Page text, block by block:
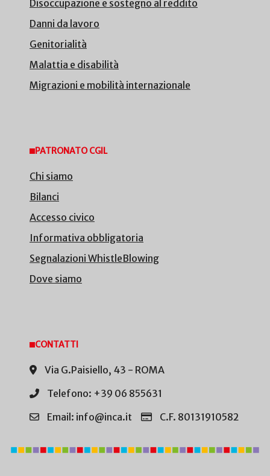
Disoccupazione e sostegno al reddito
Danni da lavoro
Genitorialità
Malattia e disabilità
Migrazioni e mobilità internazionale
PATRONATO CGIL
Chi siamo
Bilanci
Accesso civico
Informativa obbligatoria
Segnalazioni WhistleBlowing
Dove siamo
CONTATTI
Via G.Paisiello, 43 - ROMA
Telefono: +39 06 855631
Email: info@inca.it
C.F. 80131910582